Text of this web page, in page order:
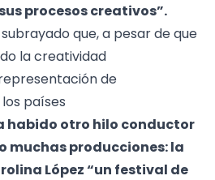
procesos creativos”.
que, a pesar de que
la creatividad
de
países
habido otro hilo conductor
muchas producciones: la
López “un festival de